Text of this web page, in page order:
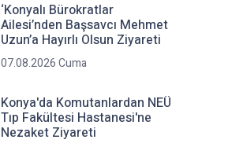
‘Konyalı Bürokratlar
Ailesi’nden Başsavcı Mehmet
Uzun’a Hayırlı Olsun Ziyareti
07.08.2026 Cuma
Konya'da Komutanlardan NEÜ
Tıp Fakültesi Hastanesi'ne
Nezaket Ziyareti